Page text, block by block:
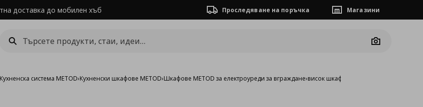
доставка до мобилен хъб Проследяване на поръчка Магазини
Camera
Кухненска система METOD›Кухненски шкафове METOD›Шкафове METOD за електроуреди за вграждане›висок шкаф за фурна с врата/3 чекм.,